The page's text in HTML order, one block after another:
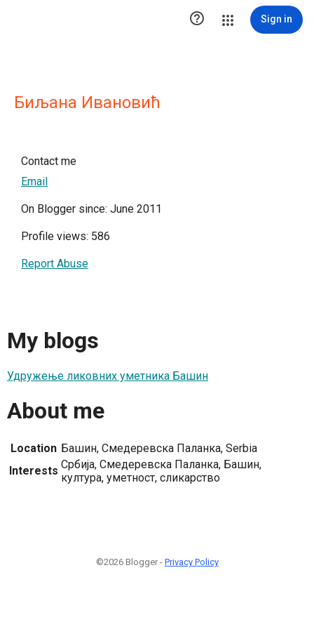
 Sign in
Биљана Ивановић
Contact me
Email
On Blogger since: June 2011
Profile views: 586
Report Abuse
My blogs
Удружење ликовних уметника Башин
About me
Location Башин, Смедеревска Паланка, Serbia
Interests Србија, Смедеревска Паланка, Башин,
култура, уметност, сликарство
©2026 Blogger - Privacy Policy